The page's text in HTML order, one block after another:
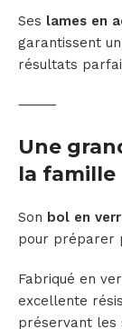
Ses lames en
garantissent
résultats
⸻
Une
la famille
Son bol en
pour préparer
Fabriqué en
excellente
préservant les